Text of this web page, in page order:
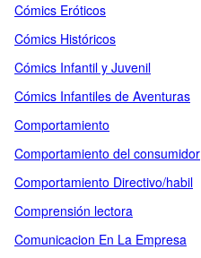
Cómics Eróticos
Cómics Históricos
Cómics Infantil y Juvenil
Cómics Infantiles de Aventuras
Comportamiento
Comportamiento del consumidor
Comportamiento Directivo/habil
Comprensión lectora
Comunicacion En La Empresa